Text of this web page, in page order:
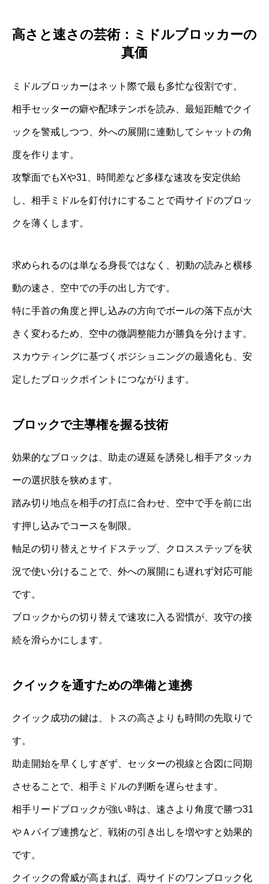
高さと速さの芸術：ミドルブロッカーの
真価
ミドルブロッカーはネット際で最も多忙な役割です。
相手セッターの癖や配球テンポを読み、最短距離でクイ
ックを警戒しつつ、外への展開に連動してシャットの角
度を作ります。
攻撃面でもXや31、時間差など多様な速攻を安定供給
し、相手ミドルを釘付けにすることで両サイドのブロッ
クを薄くします。
求められるのは単なる身長ではなく、初動の読みと横移
動の速さ、空中での手の出し方です。
特に手首の角度と押し込みの方向でボールの落下点が大
きく変わるため、空中の微調整能力が勝負を分けます。
スカウティングに基づくポジショニングの最適化も、安
定したブロックポイントにつながります。
ブロックで主導権を握る技術
効果的なブロックは、助走の遅延を誘発し相手アタッカ
ーの選択肢を狭めます。
踏み切り地点を相手の打点に合わせ、空中で手を前に出
す押し込みでコースを制限。
軸足の切り替えとサイドステップ、クロスステップを状
況で使い分けることで、外への展開にも遅れず対応可能
です。
ブロックからの切り替えで速攻に入る習慣が、攻守の接
続を滑らかにします。
クイックを通すための準備と連携
クイック成功の鍵は、トスの高さよりも時間の先取りで
す。
助走開始を早くしすぎず、セッターの視線と合図に同期
させることで、相手ミドルの判断を遅らせます。
相手リードブロックが強い時は、速さより角度で勝つ31
やＡパイプ連携など、戦術の引き出しを増やすと効果的
です。
クイックの脅威が高まれば、両サイドのワンブロック化